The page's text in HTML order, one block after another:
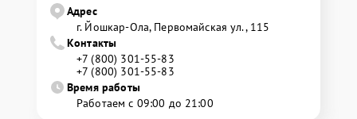
Адрес
г. Йошкар-Ола, Первомайская ул., 115
Контакты
+7 (800) 301-55-83
+7 (800) 301-55-83
Время работы
Работаем с 09:00 до 21:00